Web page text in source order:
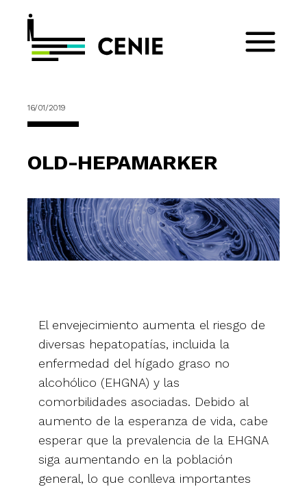
16/01/2019
OLD-HEPAMARKER
El envejecimiento aumenta el riesgo de
diversas hepatopatías, incluida la
enfermedad del hígado graso no
alcohólico (EHGNA) y las
comorbilidades asociadas. Debido al
aumento de la esperanza de vida, cabe
esperar que la prevalencia de la EHGNA
siga aumentando en la población
general, lo que conlleva importantes